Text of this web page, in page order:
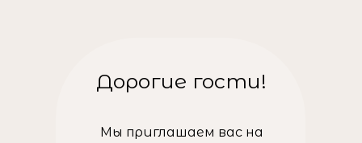
Мы приглашаем вас на
Дорогие гости!